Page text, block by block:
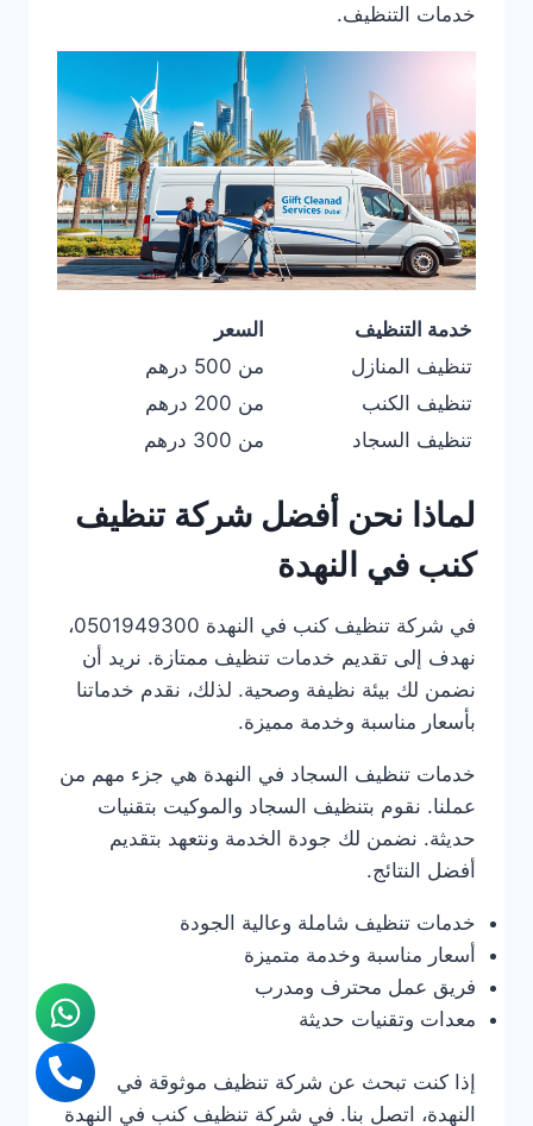
خدمات التنظيف.
خدمة التنظيف
السعر
تنظيف المنازل
من 500 درهم
تنظيف الكنب
من 200 درهم
تنظيف السجاد
من 300 درهم
لماذا نحن أفضل شركة تنظيف
كنب في النهدة
في شركة تنظيف كنب في النهدة 0501949300،
نهدف إلى تقديم خدمات تنظيف ممتازة. نريد أن
نضمن لك بيئة نظيفة وصحية. لذلك، نقدم خدماتنا
بأسعار مناسبة وخدمة مميزة.
خدمات تنظيف السجاد في النهدة هي جزء مهم من
عملنا. نقوم بتنظيف السجاد والموكيت بتقنيات
حديثة. نضمن لك جودة الخدمة ونتعهد بتقديم
أفضل النتائج.
خدمات تنظيف شاملة وعالية الجودة
أسعار مناسبة وخدمة متميزة
فريق عمل محترف ومدرب
معدات وتقنيات حديثة
إذا كنت تبحث عن شركة تنظيف موثوقة في
النهدة، اتصل بنا. في شركة تنظيف كنب في النهدة